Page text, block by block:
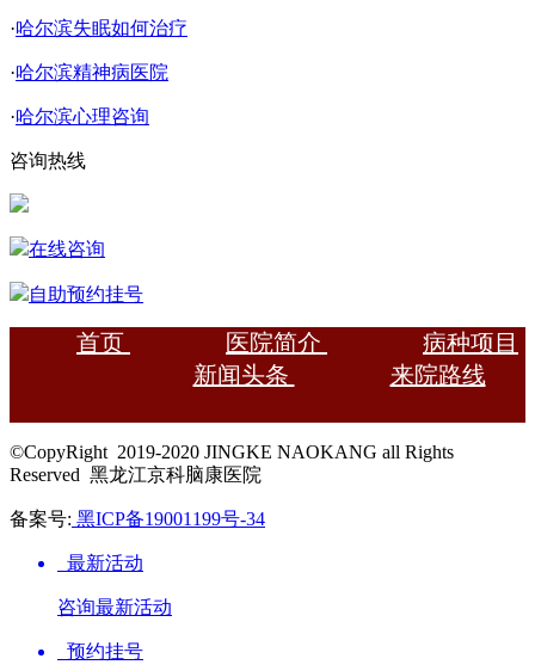
·哈尔滨失眠如何治疗
·哈尔滨精神病医院
·哈尔滨心理咨询
咨询热线
在线咨询
自助预约挂号
首页 医院简介
病种项目
新闻头条
来院路线
©CopyRight 2019-2020 JINGKE NAOKANG all Rights
Reserved 黑龙江京科脑康医院
备案号: 黑ICP备19001199号-34
最新活动
咨询最新活动
预约挂号